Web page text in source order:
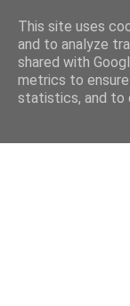
This site uses
and to analyze
shared with
metrics to
statistics, and to